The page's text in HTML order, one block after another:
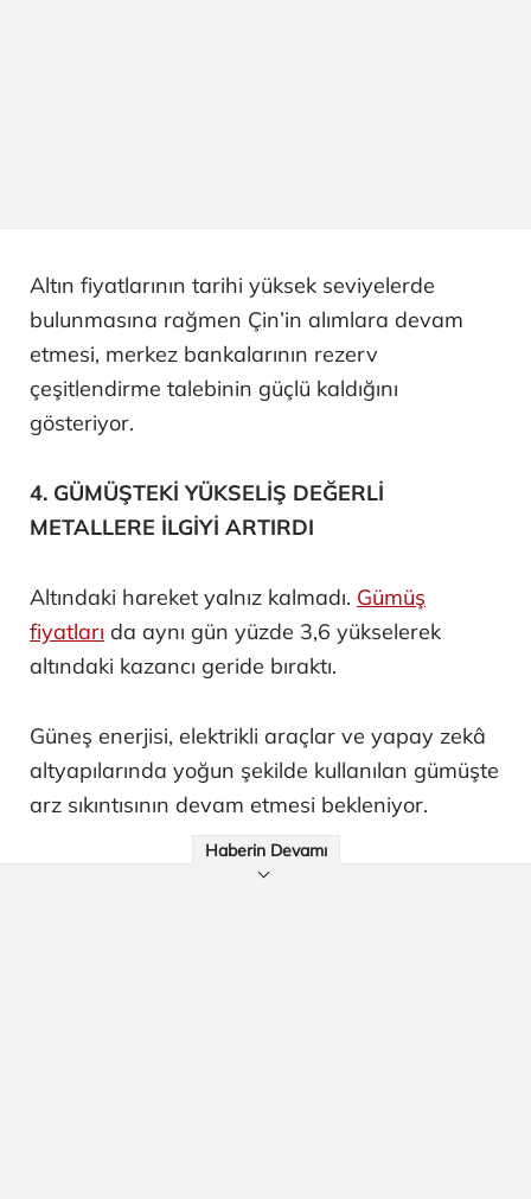
Altın fiyatlarının tarihi yüksek seviyelerde
bulunmasına rağmen Çin’in alımlara devam
etmesi, merkez bankalarının rezerv
çeşitlendirme talebinin güçlü kaldığını
gösteriyor.
4. GÜMÜŞTEKİ YÜKSELİŞ DEĞERLİ
METALLERE İLGİYİ ARTIRDI
Altındaki hareket yalnız kalmadı. Gümüş
fiyatları da aynı gün yüzde 3,6 yükselerek
altındaki kazancı geride bıraktı.
Güneş enerjisi, elektrikli araçlar ve yapay zekâ
altyapılarında yoğun şekilde kullanılan gümüşte
arz sıkıntısının devam etmesi bekleniyor.
Haberin Devamı